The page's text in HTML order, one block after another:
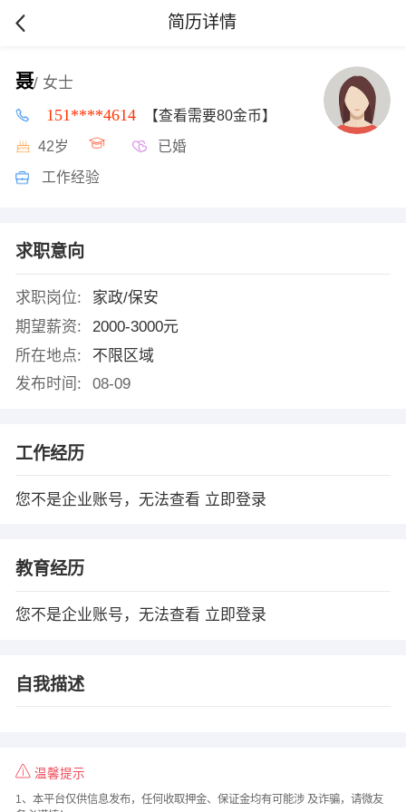
简历详情
聂/ 女士
151****4614 【查看需要80金币】
42岁 已婚
工作经验
求职意向
求职岗位:
家政/保安
期望薪资:
2000-3000元
所在地点:
不限区域
发布时间:
08-09
工作经历
您不是企业账号，无法查看 立即登录
教育经历
您不是企业账号，无法查看 立即登录
自我描述
温馨提示
1、本平台仅供信息发布，任何收取押金、保证金均有可能涉 及诈骗，请微友